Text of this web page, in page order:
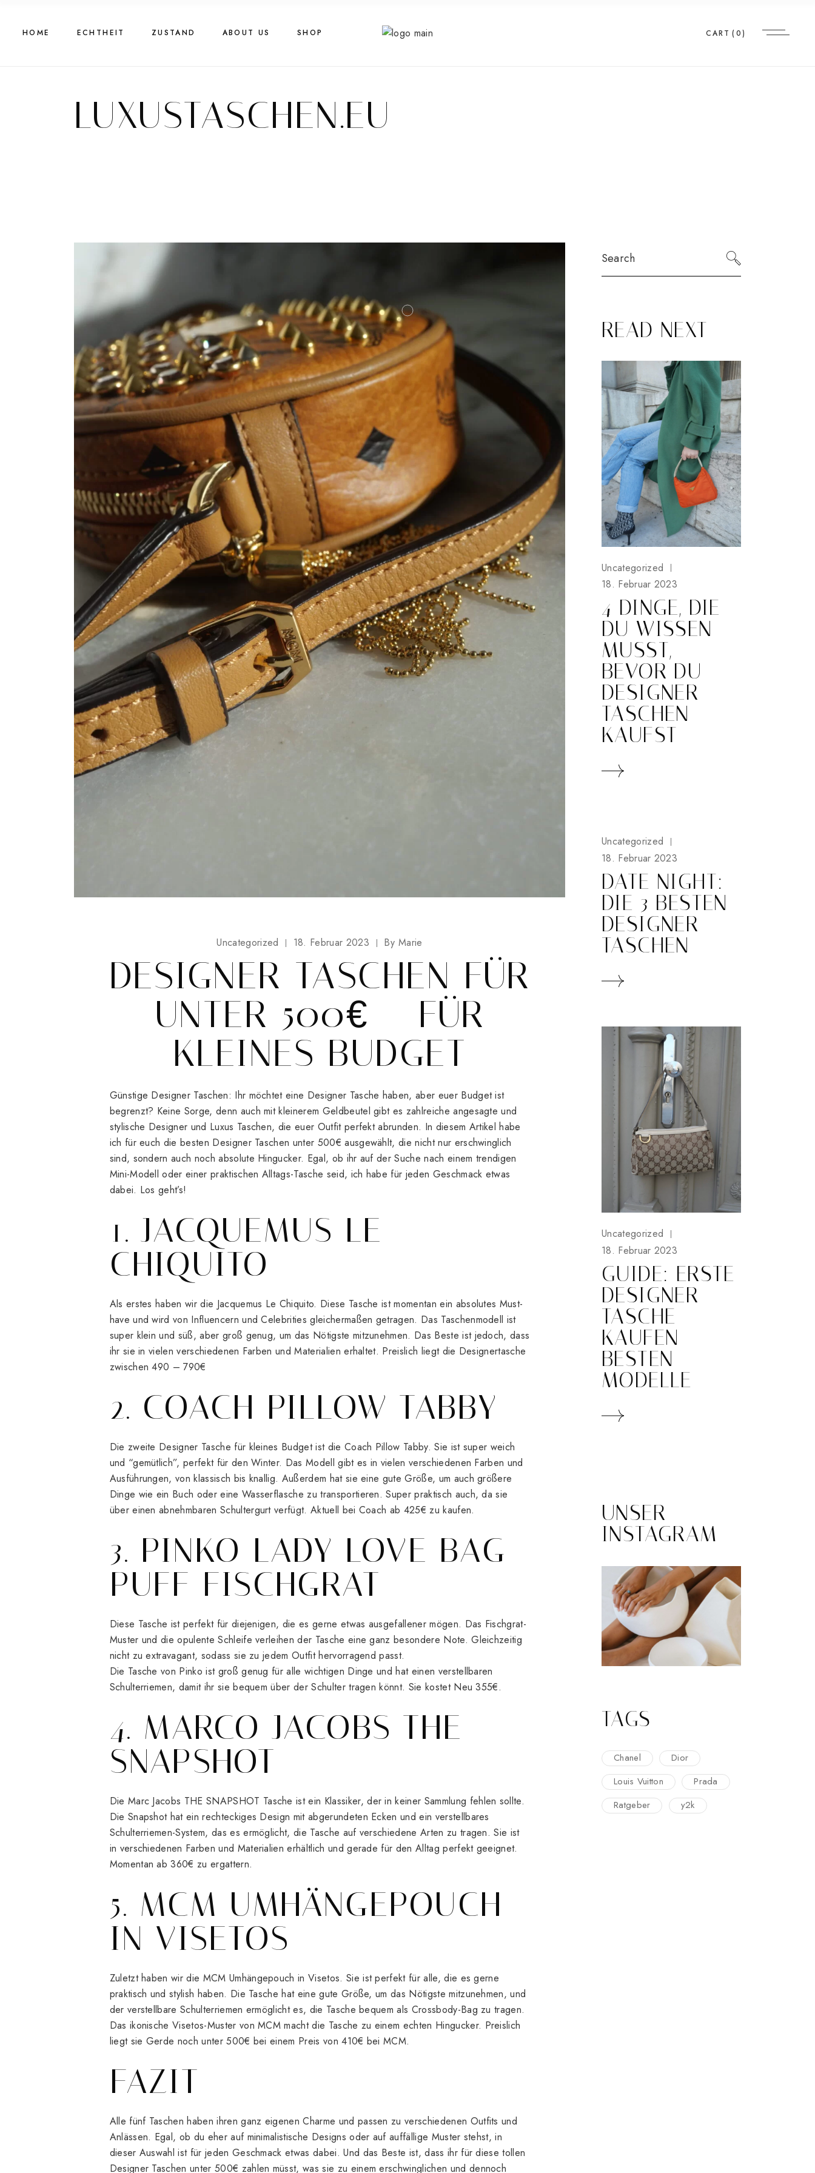
HOME ECHTHEIT ZUSTAND ABOUT US SHOP CART (0)
LUXUSTASCHEN.EU
Uncategorized 18. Februar 2023 By Marie
DESIGNER TASCHEN FÜR
UNTER 500€ – FÜR
KLEINES BUDGET
Günstige Designer Taschen: Ihr möchtet eine Designer Tasche haben, aber euer Budget ist
begrenzt? Keine Sorge, denn auch mit kleinerem Geldbeutel gibt es zahlreiche angesagte und
stylische Designer und Luxus Taschen, die euer Outfit perfekt abrunden. In diesem Artikel habe
ich für euch die besten Designer Taschen unter 500€ ausgewählt, die nicht nur erschwinglich
sind, sondern auch noch absolute Hingucker. Egal, ob ihr auf der Suche nach einem trendigen
Mini-Modell oder einer praktischen Alltags-Tasche seid, ich habe für jeden Geschmack etwas
dabei. Los geht’s!
1. JACQUEMUS LE
CHIQUITO
Als erstes haben wir die Jacquemus Le Chiquito. Diese Tasche ist momentan ein absolutes Must-
have und wird von Influencern und Celebrities gleichermaßen getragen. Das Taschenmodell ist
super klein und süß, aber groß genug, um das Nötigste mitzunehmen. Das Beste ist jedoch, dass
ihr sie in vielen verschiedenen Farben und Materialien erhaltet. Preislich liegt die Designertasche
zwischen 490 – 790€
2. COACH PILLOW TABBY
Die zweite Designer Tasche für kleines Budget ist die Coach Pillow Tabby. Sie ist super weich
und “gemütlich”, perfekt für den Winter. Das Modell gibt es in vielen verschiedenen Farben und
Ausführungen, von klassisch bis knallig. Außerdem hat sie eine gute Größe, um auch größere
Dinge wie ein Buch oder eine Wasserflasche zu transportieren. Super praktisch auch, da sie
über einen abnehmbaren Schultergurt verfügt. Aktuell bei Coach ab 425€ zu kaufen.
3. PINKO LADY LOVE BAG
PUFF FISCHGRAT
Diese Tasche ist perfekt für diejenigen, die es gerne etwas ausgefallener mögen. Das Fischgrat-
Muster und die opulente Schleife verleihen der Tasche eine ganz besondere Note. Gleichzeitig
nicht zu extravagant, sodass sie zu jedem Outfit hervorragend passt.
Die Tasche von Pinko ist groß genug für alle wichtigen Dinge und hat einen verstellbaren
Schulterriemen, damit ihr sie bequem über der Schulter tragen könnt. Sie kostet Neu 355€.
4. MARCO JACOBS THE
SNAPSHOT
Die Marc Jacobs THE SNAPSHOT Tasche ist ein Klassiker, der in keiner Sammlung fehlen sollte.
Die Snapshot hat ein rechteckiges Design mit abgerundeten Ecken und ein verstellbares
Schulterriemen-System, das es ermöglicht, die Tasche auf verschiedene Arten zu tragen. Sie ist
in verschiedenen Farben und Materialien erhältlich und gerade für den Alltag perfekt geeignet.
Momentan ab 360€ zu ergattern.
5. MCM UMHÄNGEPOUCH
IN VISETOS
Zuletzt haben wir die MCM Umhängepouch in Visetos. Sie ist perfekt für alle, die es gerne
praktisch und stylish haben. Die Tasche hat eine gute Größe, um das Nötigste mitzunehmen, und
der verstellbare Schulterriemen ermöglicht es, die Tasche bequem als Crossbody-Bag zu tragen.
Das ikonische Visetos-Muster von MCM macht die Tasche zu einem echten Hingucker. Preislich
liegt sie Gerde noch unter 500€ bei einem Preis von 410€ bei MCM.
FAZIT
Alle fünf Taschen haben ihren ganz eigenen Charme und passen zu verschiedenen Outfits und
Anlässen. Egal, ob du eher auf minimalistische Designs oder auf auffällige Muster stehst, in
dieser Auswahl ist für jeden Geschmack etwas dabei. Und das Beste ist, dass ihr für diese tollen
Designer Taschen unter 500€ zahlen müsst, was sie zu einem erschwinglichen und dennoch
READ NEXT
Uncategorized
18. Februar 2023
4 DINGE, DIE
DU WISSEN
MUSST,
BEVOR DU
DESIGNER
TASCHEN
KAUFST
Uncategorized
18. Februar 2023
DATE NIGHT:
DIE 3 BESTEN
DESIGNER
TASCHEN
Uncategorized
18. Februar 2023
GUIDE: ERSTE
DESIGNER
TASCHE
KAUFEN –
BESTEN
MODELLE
UNSER
INSTAGRAM
TAGS
Chanel
Dior
Louis Vuitton
Prada
Ratgeber
y2k